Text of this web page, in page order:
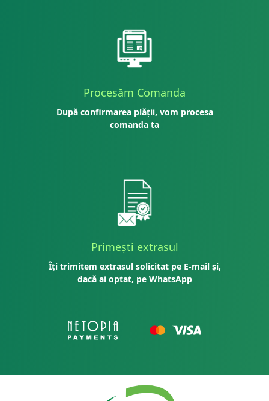
Procesăm Comanda
După confirmarea plății, vom procesa
comanda ta
Primești extrasul
Îți trimitem extrasul solicitat pe E-mail și,
dacă ai optat, pe WhatsApp